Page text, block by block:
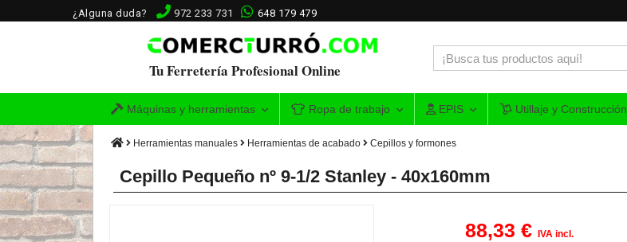
¿Alguna duda? 972 233 731 648 179 479
Tu Ferretería Profesional Online
Máquinas y herramientas Ropa de trabajo EPIS Utillaje y Construcción
Herramientas manuales Herramientas de acabado Cepillos y formones
Cepillo Pequeño nº 9-1/2 Stanley - 40x160mm
88,33 €IVA incl.